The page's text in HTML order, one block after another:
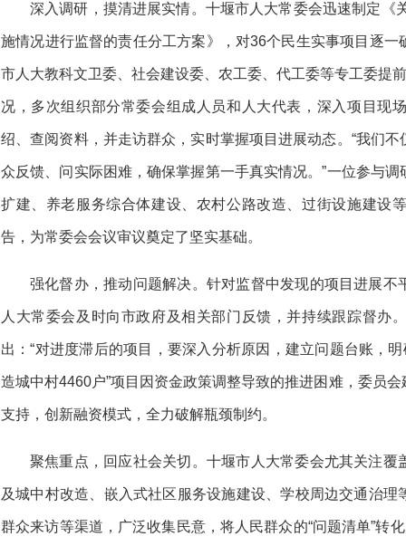
深入调研，摸清进展实情。十堰市人大常委会迅速制定《
施情况进行监督的责任分工方案》，对36个民生实事项目逐
市人大教科文卫委、社会建设委、农工委、代工委等专工委提
况，多次组织部分常委会组成人员和人大代表，深入项目现
绍、查阅资料，并走访群众，实时掌握项目进展动态。“我们
众反馈、问实际困难，确保掌握第一手真实情况。”一位参与
扩建、养老服务综合体建设、农村公路改造、过街设施建设
告，为常委会会议审议奠定了坚实基础。
强化督办，推动问题解决。针对监督中发现的项目进展
人大常委会及时向市政府及相关部门反馈，并持续跟踪督办
出：“对进度滞后的项目，要深入分析原因，建立问题台账，
造城中村4460户”项目因资金政策调整导致的推进困难，委员
支持，创新融资模式，全力破解瓶颈制约。
聚焦重点，回应社会关切。十堰市人大常委会尤其关注
及城中村改造、嵌入式社区服务设施建设、学校周边交通治
群众来访等渠道，广泛收集民意，将人民群众的“问题清单”转